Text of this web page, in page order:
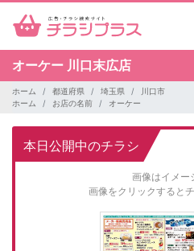
オーケー 川口末広店
ホーム 都道府県 埼玉県
川口市
ホーム
お店の名前 オーケー
本日公開中のチラシ
画像はイメー
画像をクリックすると